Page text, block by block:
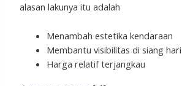
alasan lakunya itu adalah
Menambah estetika kendaraan
Membantu visibilitas di siang hari
Harga relatif terjangkau